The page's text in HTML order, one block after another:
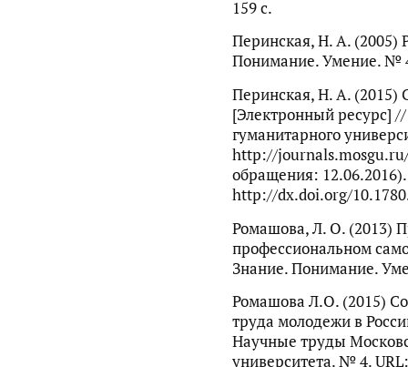
159 с.
Перинская, Н. А. (2005)
Понимание. Умение. №
Перинская, Н. А. (2015)
[Электронный ресурс]
гуманитарного
http://
обращения:
http://dx.doi.org/
Ромашова, Л. О. (2013)
профессиональном
Знание. Понимание.
Ромашова Л.О. (2015)
труда молодежи в
Научные труды
университета. № 4. URL: